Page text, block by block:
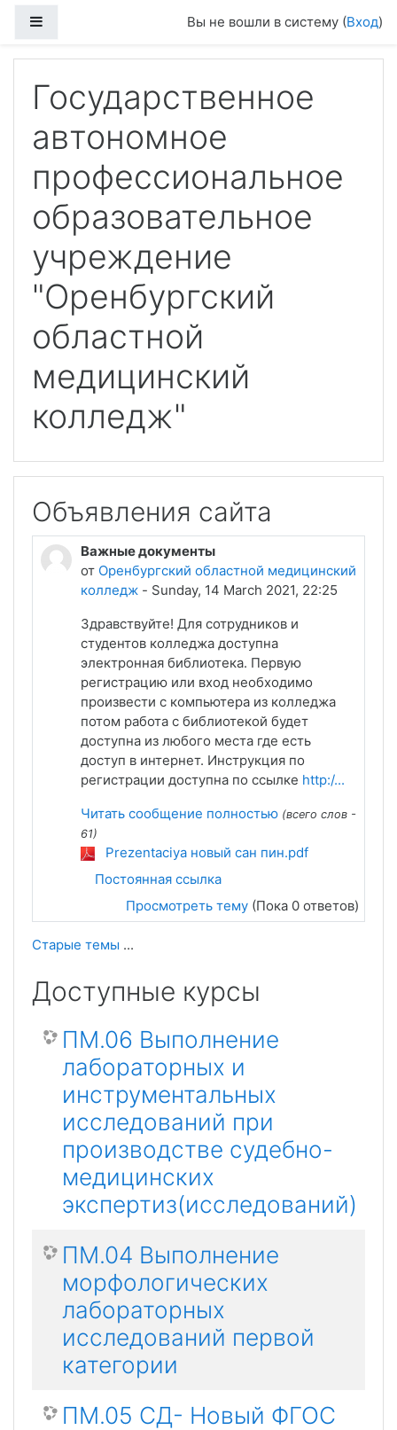
Вы не вошли в систему (Вход)
Государственное
автономное
профессиональное
образовательное
учреждение
"Оренбургский
областной
медицинский
колледж"
Объявления сайта
Важные документы
от Оренбургский областной медицинский
колледж - Sunday, 14 March 2021, 22:25
Здравствуйте! Для сотрудников и
студентов колледжа доступна
электронная библиотека. Первую
регистрацию или вход необходимо
произвести с компьютера из колледжа
потом работа с библиотекой будет
доступна из любого места где есть
доступ в интернет. Инструкция по
регистрации доступна по ссылке http:/...
Читать сообщение полностью (всего слов -
61)
Prezentaciya новый сан пин.pdf
Постоянная ссылка
Просмотреть тему (Пока 0 ответов)
Старые темы ...
Доступные курсы
ПМ.06 Выполнение
лабораторных и
инструментальных
исследований при
производстве судебно-
медицинских
экспертиз(исследований)
ПМ.04 Выполнение
морфологических
лабораторных
исследований первой
категории
ПМ.05 СД- Новый ФГОС